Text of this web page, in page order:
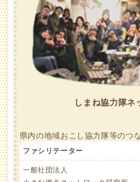
しまね協力隊ネ
県内の地域おこし協力隊等のつ
ファシリテーター
一般社団法人